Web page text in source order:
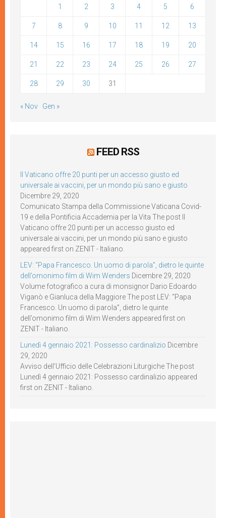
1 2 3 4 5 6
7 8 9 10 11 12 13
14 15 16 17 18 19 20
21 22 23 24 25 26 27
28 29 30 31
« Nov Gen »
FEED RSS
Il Vaticano offre 20 punti per un accesso giusto ed
universale ai vaccini, per un mondo più sano e giusto
Dicembre 29, 2020
Comunicato Stampa della Commissione Vaticana Covid-
19 e della Pontificia Accademia per la Vita The post Il
Vaticano offre 20 punti per un accesso giusto ed
universale ai vaccini, per un mondo più sano e giusto
appeared first on ZENIT - Italiano.
LEV: “Papa Francesco. Un uomo di parola”, dietro le quinte
dell’omonimo film di Wim Wenders Dicembre 29, 2020
Volume fotografico a cura di monsignor Dario Edoardo
Viganò e Gianluca della Maggiore The post LEV: “Papa
Francesco. Un uomo di parola”, dietro le quinte
dell’omonimo film di Wim Wenders appeared first on
ZENIT - Italiano.
Lunedì 4 gennaio 2021: Possesso cardinalizio Dicembre
29, 2020
Avviso dell’Ufficio delle Celebrazioni Liturgiche The post
Lunedì 4 gennaio 2021: Possesso cardinalizio appeared
first on ZENIT - Italiano.